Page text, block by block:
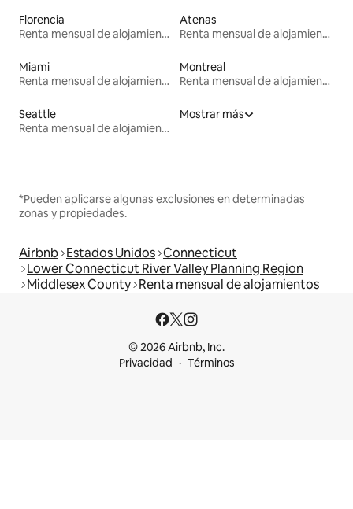
Florencia
Renta mensual de alojamientos
Atenas
Renta mensual de alojamientos
Miami
Renta mensual de alojamientos
Montreal
Renta mensual de alojamientos
Seattle
Renta mensual de alojamientos
Mostrar más
*Pueden aplicarse algunas exclusiones en determinadas
zonas y propiedades.
Airbnb Estados Unidos Connecticut
Lower Connecticut River Valley Planning Region
Middlesex County Renta mensual de alojamientos
© 2026 Airbnb, Inc.
Privacidad
Términos